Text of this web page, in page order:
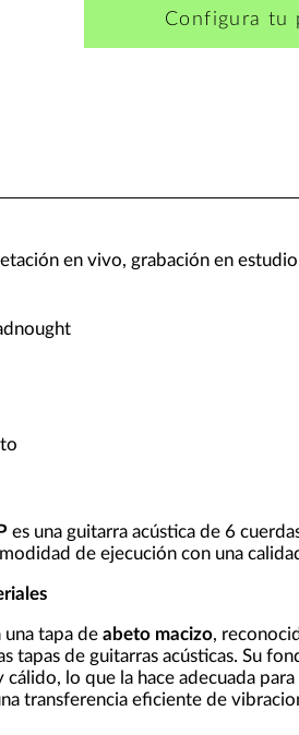
Configura tu
en vivo, grabación en
es una guitarra acústica de 6
de ejecución con una
una tapa de abeto macizo,
tapas de guitarras acústicas. Su
lo que la hace adecuada
transferencia eficiente de